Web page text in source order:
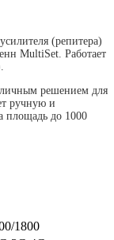
(репитера)
MultiSet. Работает
решением для
ручную и
площадь до 1000
1800